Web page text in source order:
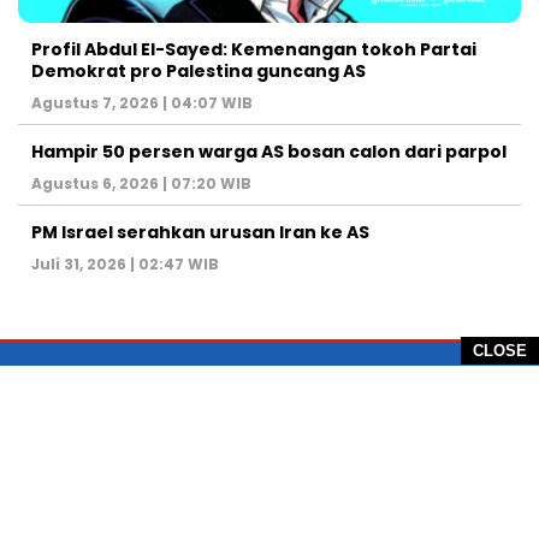
CLOSE
Profil Abdul El-Sayed: Kemenangan tokoh Partai
Demokrat pro Palestina guncang AS
Agustus 7, 2026 | 04:07 WIB
Hampir 50 persen warga AS bosan calon dari parpol
Agustus 6, 2026 | 07:20 WIB
PM Israel serahkan urusan Iran ke AS
Juli 31, 2026 | 02:47 WIB